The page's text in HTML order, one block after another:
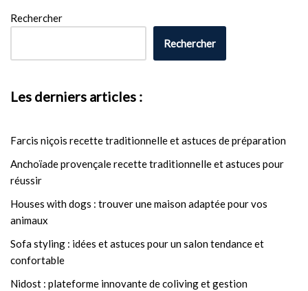
Rechercher
Rechercher
Les derniers articles :
Farcis niçois recette traditionnelle et astuces de préparation
Anchoïade provençale recette traditionnelle et astuces pour
réussir
Houses with dogs : trouver une maison adaptée pour vos
animaux
Sofa styling : idées et astuces pour un salon tendance et
confortable
Nidost : plateforme innovante de coliving et gestion